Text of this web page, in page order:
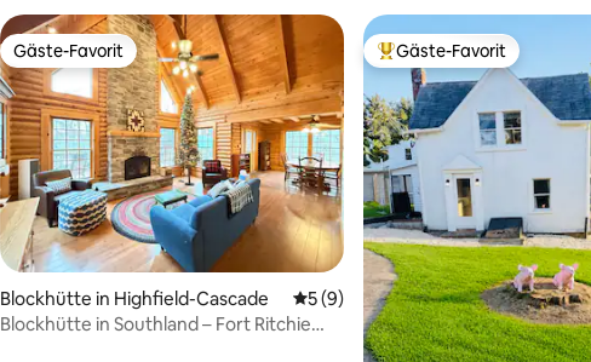
Gäste-Favorit
Gäste-Favorit
Blockhütte in Highfield-Cascade Durchschnittliche Bewertung: 5
5 (9)
Blockhütte in Southland – Fort Ritchie
Beliebter Gäste-Favorit.
Gäste-Favorit